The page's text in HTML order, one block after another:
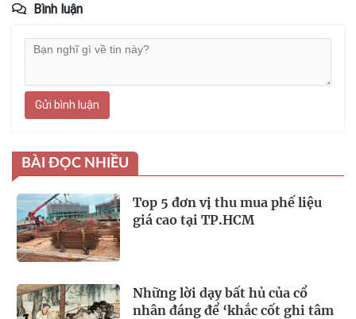
Bình luận
Gửi bình luận
BÀI ĐỌC NHIỀU
Top 5 đơn vị thu mua phế liệu
giá cao tại TP.HCM
Những lời dạy bất hủ của cổ
nhân đáng để ‘khắc cốt ghi tâm